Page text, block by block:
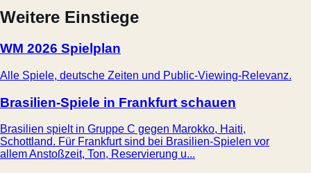
Weitere Einstiege
WM 2026 Spielplan
Alle Spiele, deutsche Zeiten und Public-Viewing-Relevanz.
Brasilien-Spiele in Frankfurt schauen
Brasilien spielt in Gruppe C gegen Marokko, Haiti,
Schottland. Für Frankfurt sind bei Brasilien-Spielen vor
allem Anstoßzeit, Ton, Reservierung u...